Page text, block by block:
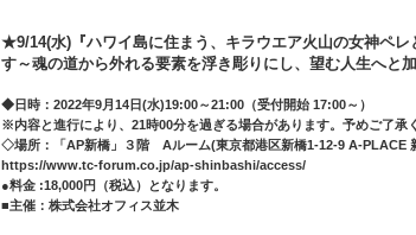
★9/14(水)『ハワイ島に住まう、キラウエア火山の女神ペ
す～魂の道から外れる要素を浮き彫りにし、望む人生へと
◆日時：2022年9月14日(水)19:00～21:00（受付開始 17:00～）
※内容と進行により、21時00分を過ぎる場合があります。予めご了承
◇場所：「AP新橋」３階 Aルーム(東京都港区新橋1-12-9 A-PLACE
https://www.tc-forum.co.jp/ap-shinbashi/access/
●料金 :18,000円（税込）となります。
■主催：株式会社オフィス並木